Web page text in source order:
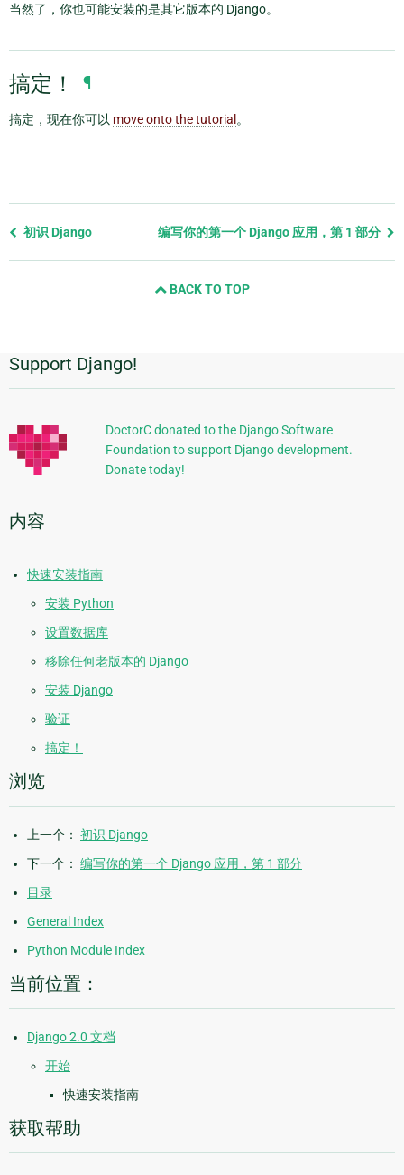
当然了，你也可能安装的是其它版本的 Django。
搞定！ ¶
搞定，现在你可以 move onto the tutorial 。
Previous
初识 Django 编写你的第一个 Django 应用，第 1 部分
BACK TO TOP
附
信
息
Support Django!
DoctorC donated to the Django Software
Foundation to support Django development.
Donate today!
内容
快速安装指南
安装 Python
设置数据库
移除任何老版本的 Django
安装 Django
验证
搞定！
浏览
上一个： 初识 Django
下一个： 编写你的第一个 Django 应用，第 1 部分
目录
General Index
Python Module Index
当前位置：
Django 2.0 文档
开始
快速安装指南
获取帮助